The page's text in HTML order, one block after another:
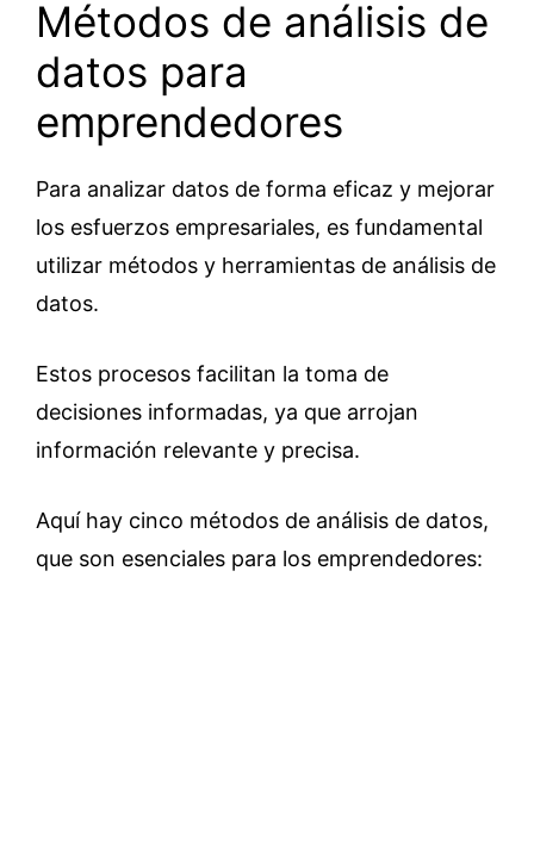
Métodos de análisis de
datos para
emprendedores
Para analizar datos de forma eficaz y mejorar
los esfuerzos empresariales, es fundamental
utilizar métodos y herramientas de análisis de
datos.
Estos procesos facilitan la toma de
decisiones informadas, ya que arrojan
información relevante y precisa.
Aquí hay cinco métodos de análisis de datos,
que son esenciales para los emprendedores: